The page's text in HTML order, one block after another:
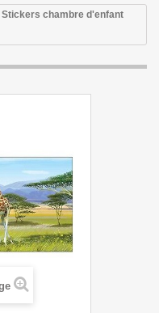
Stickers chambre d'enfant